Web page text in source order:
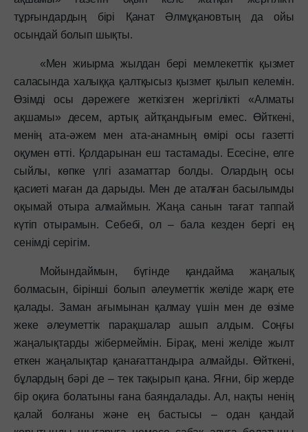
тұрғындардың бірі Қанат Әлмұқановтың да ойы
осындай болып шықты.
«Мен жиырма жылдан бері мемлекеттік қызмет
саласында халыққа қалтқысыз қызмет қылып келемін.
Өзімді осы дәрежеге жеткізген жергілікті «Aлматы
ақшамы» десем, артық айтқандығым емес. Өйткені,
менің ата-әжем мен ата-анамның өмірі осы газетті
оқумен өтті. Қолдарынан еш тастамады. Есесіне, елге
сыйлы, көпке үлгі азаматтар болды. Олардың осы
қасиеті маған да дарыды. Мен де аталған басылымды
оқымай отыра алмаймын. Жаңа санын тағат таппай
күтіп отырамын. Себебі, ол – бала кезден бергі ең
сенімді серігім.
Мойындаймын, бүгінде қандайма жаңалық
болмасын, бірінші болып әлеуметтік желіде жарқ ете
қалады. Заман ағымынан қалмау үшін мен де өзіме
жеке әлеуметтік парақшалар ашып алдым. Соңғы
жаңалықтарды жібермеймін. Бірақ, мені желіде жылт
еткен жаңалықтар қанағаттандыра алмайды. Өйткені,
бұлардың бәрі де – тек тақырып қана. Яғни, бір жерде
бір оқиға болатыны ғана баяндалады. Ал, нақты ненің
қалай болғаны және ең бастысы – одан қандай